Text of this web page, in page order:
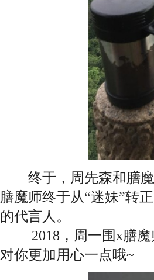
终于，周先森和膳魔
膳魔师终于从“迷妹”转
的代言人。
2018，周一围x膳魔
对你更加用心一点哦~